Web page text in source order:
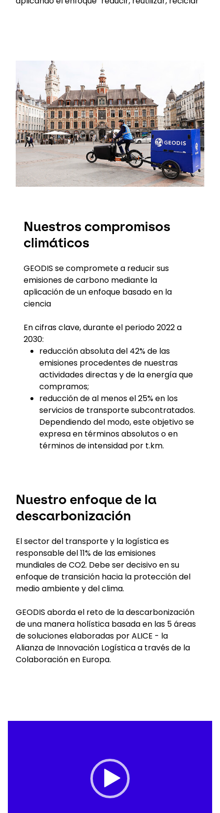
Keepeek
Nuestros compromisos
climáticos
GEODIS se compromete a reducir sus
emisiones de carbono mediante la
aplicación de un enfoque basado en la
ciencia
En cifras clave, durante el periodo 2022 a
2030:
reducción absoluta del 42% de las
emisiones procedentes de nuestras
actividades directas y de la energía que
compramos;
reducción de al menos el 25% en los
servicios de transporte subcontratados.
Dependiendo del modo, este objetivo se
expresa en términos absolutos o en
términos de intensidad por t.km.
Nuestro enfoque de la
descarbonización
El sector del transporte y la logística es
responsable del 11% de las emisiones
mundiales de CO2. Debe ser decisivo en su
enfoque de transición hacia la protección del
medio ambiente y del clima.
GEODIS aborda el reto de la descarbonización
de una manera holística basada en las 5 áreas
de soluciones elaboradas por ALICE - la
Alianza de Innovación Logística a través de la
Colaboración en Europa.
Video